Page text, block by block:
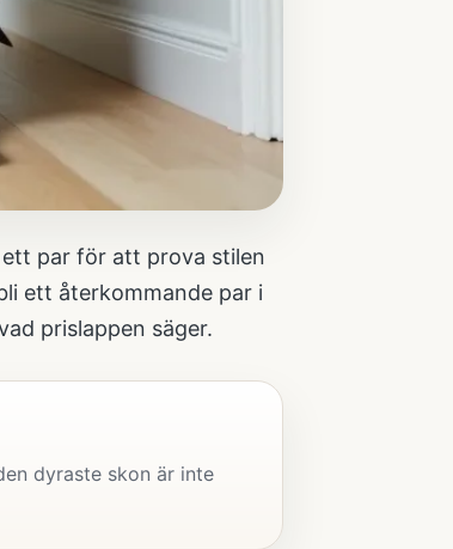
ett par för att prova stilen
ett återkommande par i
prislappen säger.
dyraste skon är inte